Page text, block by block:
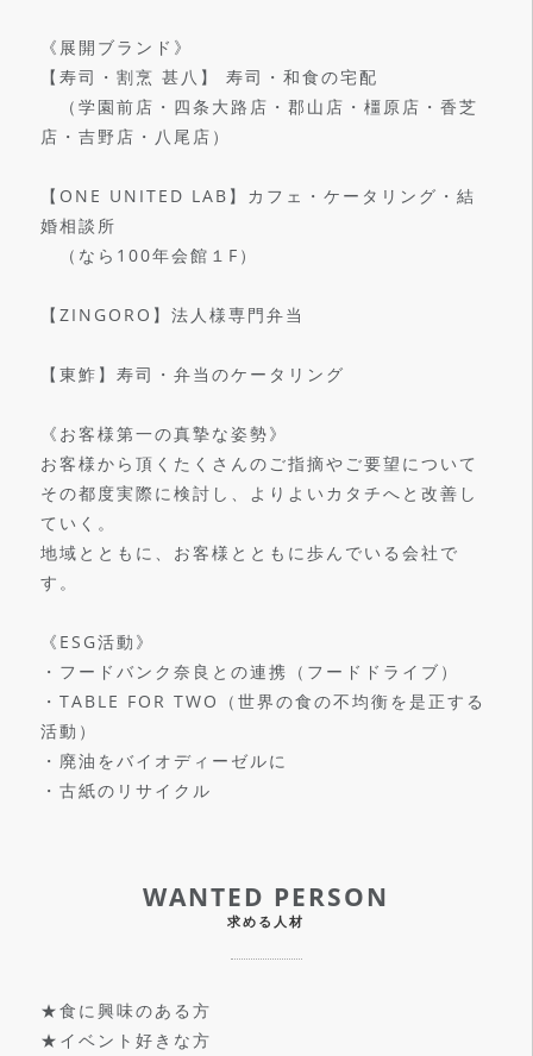
《展開ブランド》
【寿司・割烹 甚八】 寿司・和食の宅配
（学園前店・四条大路店・郡山店・橿原店・香芝
店・吉野店・八尾店）
【ONE UNITED LAB】カフェ・ケータリング・結
婚相談所
（なら100年会館１F）
【ZINGORO】法人様専門弁当
【東鮓】寿司・弁当のケータリング
《お客様第一の真摯な姿勢》
お客様から頂くたくさんのご指摘やご要望について
その都度実際に検討し、よりよいカタチへと改善し
ていく。
地域とともに、お客様とともに歩んでいる会社で
す。
《ESG活動》
・フードバンク奈良との連携（フードドライブ）
・TABLE FOR TWO（世界の食の不均衡を是正する
活動）
・廃油をバイオディーゼルに
・古紙のリサイクル
WANTED PERSON
求める人材
★食に興味のある方
★イベント好きな方